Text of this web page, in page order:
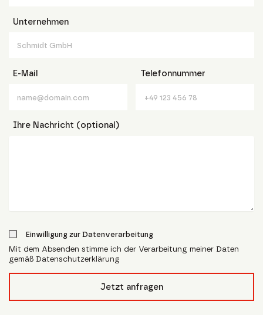
Unternehmen
E-Mail Telefonnummer
Ihre Nachricht (optional)
Einwilligung zur Datenverarbeitung
Mit dem Absenden stimme ich der Verarbeitung meiner Daten
gemäß Datenschutzerklärung
Jetzt anfragen